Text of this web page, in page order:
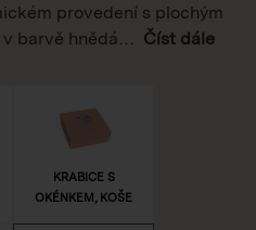
provedení s plochým
barvě hnědá
Číst dále
KRABICE S
OKÉNKEM, KOŠE